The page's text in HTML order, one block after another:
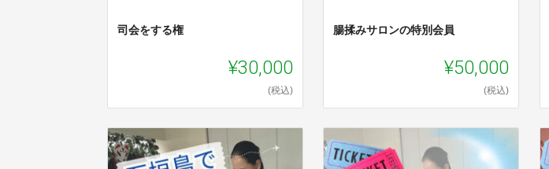
司会をする権
¥30,000
(税込)
腸揉みサロンの特別会員
¥50,000
(税込)